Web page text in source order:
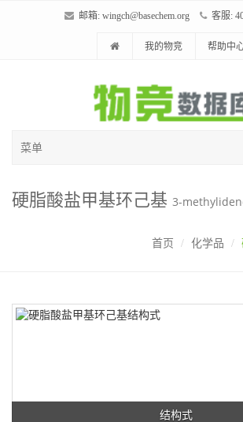
邮箱: wingch@basechem.org 客服:
我的物竞 帮助中
菜单
硬脂酸盐甲基环己基 3-
首页 化学品
结构式